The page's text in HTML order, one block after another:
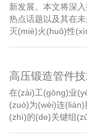
新发展。本文将深
热点话题以及其在
灭(miè)火(huǒ)性
高压锻造管件
在(zài)工(gōng)业
(zuò)为(wèi)连
(zhì)的(de)关键组